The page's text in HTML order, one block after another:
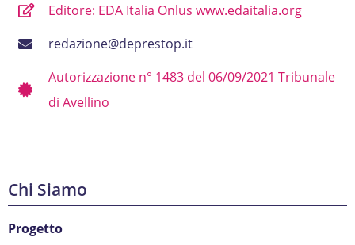
Editore: EDA Italia Onlus www.edaitalia.org
redazione@deprestop.it
Autorizzazione n° 1483 del 06/09/2021 Tribunale
di Avellino
Chi Siamo
Progetto